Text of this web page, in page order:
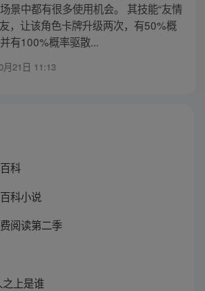
景中都有很多使用机会。 其技能“友情
，让该角色卡牌升级两次，有50%概
有100%概率驱散...
月21日 11:13
科
科小说
阅读第二季
上是谁